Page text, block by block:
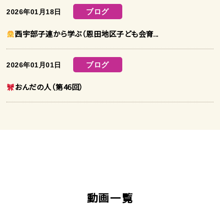
2026年01月18日 ブログ
西宇部子連から学ぶ（恩田地区子ども会育...
2026年01月01日 ブログ
おんだの人（第46回）
動画一覧